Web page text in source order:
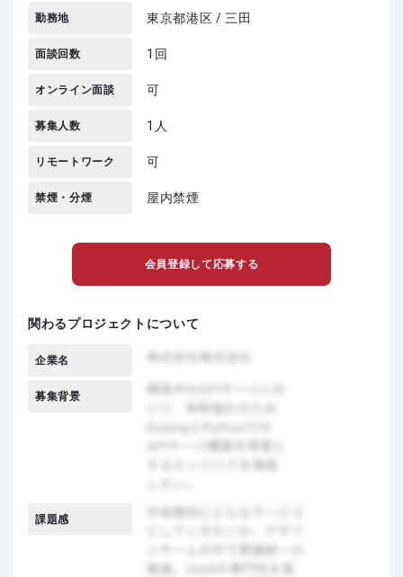
勤務地 東京都港区 / 三田
面談回数 1回
オンライン面談 可
募集人数 1人
リモートワーク 可
禁煙・分煙 屋内禁煙
会員登録して応募する
関わるプロジェクトについて
企業名
募集背景
課題感